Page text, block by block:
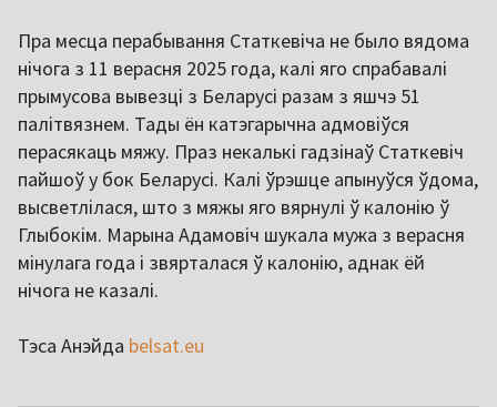
Пра месца перабывання Статкевіча не было вядома
нічога з 11 верасня 2025 года, калі яго спрабавалі
прымусова вывезці з Беларусі разам з яшчэ 51
палітвязнем. Тады ён катэгарычна адмовіўся
перасякаць мяжу. Праз некалькі гадзінаў Статкевіч
пайшоў у бок Беларусі. Калі ўрэшце апынуўся ўдома,
высветлілася, што з мяжы яго вярнулі ў калонію ў
Глыбокім. Марына Адамовіч шукала мужа з верасня
мінулага года і звярталася ў калонію, аднак ёй
нічога не казалі.
Тэса Анэйда belsat.eu